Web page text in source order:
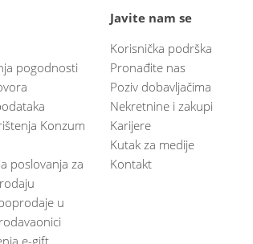
pogodnosti
Konzum
poslovanja za
u
e-gift
Javite nam se
Korisnička podrška
Pronađite nas
Poziv dobavljačima
Nekretnine i zakupi
Karijere
Kutak za medije
Kontakt